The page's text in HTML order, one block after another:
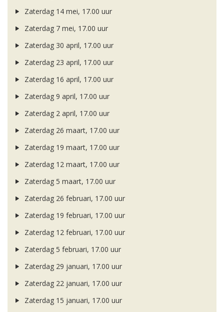
Zaterdag 14 mei, 17.00 uur
Zaterdag 7 mei, 17.00 uur
Zaterdag 30 april, 17.00 uur
Zaterdag 23 april, 17.00 uur
Zaterdag 16 april, 17.00 uur
Zaterdag 9 april, 17.00 uur
Zaterdag 2 april, 17.00 uur
Zaterdag 26 maart, 17.00 uur
Zaterdag 19 maart, 17.00 uur
Zaterdag 12 maart, 17.00 uur
Zaterdag 5 maart, 17.00 uur
Zaterdag 26 februari, 17.00 uur
Zaterdag 19 februari, 17.00 uur
Zaterdag 12 februari, 17.00 uur
Zaterdag 5 februari, 17.00 uur
Zaterdag 29 januari, 17.00 uur
Zaterdag 22 januari, 17.00 uur
Zaterdag 15 januari, 17.00 uur